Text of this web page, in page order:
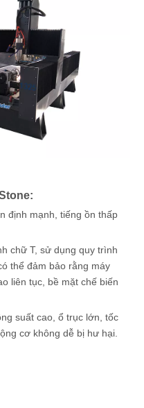
định mạnh, tiếng ồn thấp
chữ T, sử dụng quy trình
thể đảm bảo rằng máy
liên tục, bề mặt chế biến
suất cao, ổ trục lớn, tốc
cơ không dễ bị hư hại.